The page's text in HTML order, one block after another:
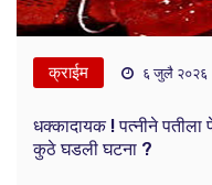
क्राईम ६ जुलै २०२६
धक्कादायक ! पत्नीने
कुठे घडली घटना ?